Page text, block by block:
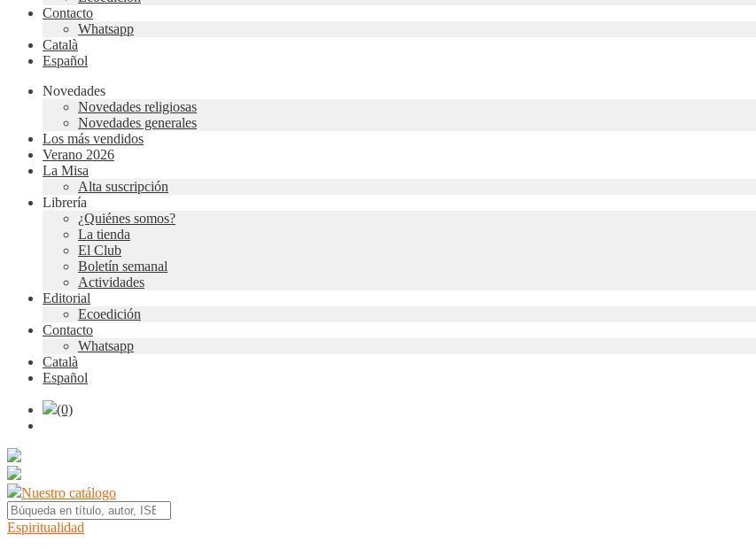
Contacto
Whatsapp
Català
Español
Novedades
Novedades religiosas
Novedades generales
Los más vendidos
Verano 2026
La Misa
Alta suscripción
Librería
¿Quiénes somos?
La tienda
El Club
Boletín semanal
Actividades
Editorial
Ecoedición
Contacto
Whatsapp
Català
Español
(0)
Nuestro catálogo
Espiritualidad